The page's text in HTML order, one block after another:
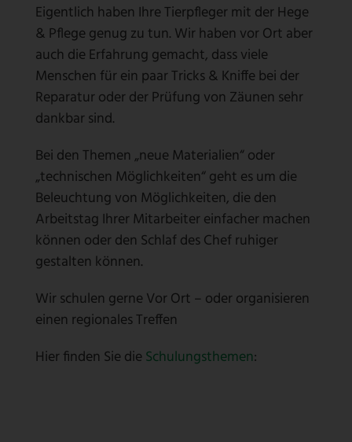
Eigentlich haben Ihre Tierpfleger mit der Hege
& Pflege genug zu tun. Wir haben vor Ort aber
auch die Erfahrung gemacht, dass viele
Menschen für ein paar Tricks & Kniffe bei der
Reparatur oder der Prüfung von Zäunen sehr
dankbar sind.
Bei den Themen „neue Materialien“ oder
„technischen Möglichkeiten“ geht es um die
Beleuchtung von Möglichkeiten, die den
Arbeitstag Ihrer Mitarbeiter einfacher machen
können oder den Schlaf des Chef ruhiger
gestalten können.
Wir schulen gerne Vor Ort – oder organisieren
einen regionales Treffen
Hier finden Sie die Schulungsthemen: